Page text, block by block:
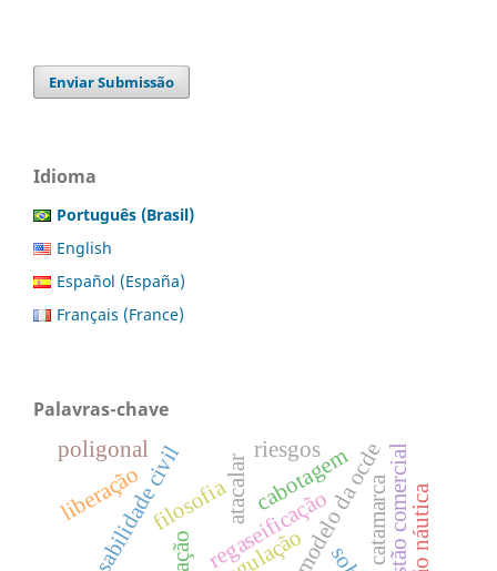
Enviar Submissão
Idioma
Português (Brasil)
English
Español (España)
Français (France)
Palavras-chave
filosofiaregaseificação
atacalar gestão comercial
catamarca
cabotagem
riesgos
liberação
poligonal